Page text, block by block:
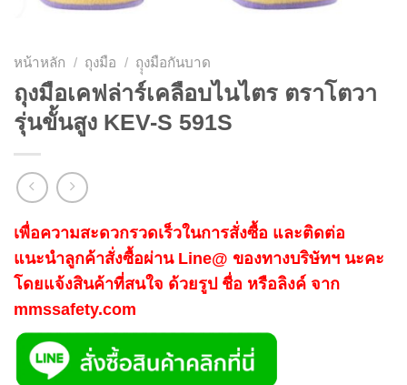
หน้าหลัก / ถุงมือ / ถุุงมือกันบาด
ถุงมือเคฟล่าร์เคลือบไนไตร ตราโตวา
รุ่นขั้นสูง KEV-S 591S
เพื่อความสะดวกรวดเร็วในการสั่งซื้อ และติดต่อ
แนะนำลูกค้าสั่งซื้อผ่าน Line@ ของทางบริษัทฯ นะคะ
โดยแจ้งสินค้าที่สนใจ ด้วยรูป ชื่อ หรือลิงค์ จาก
mmssafety.com